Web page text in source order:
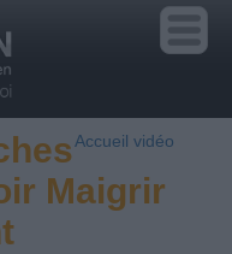
Accueil vidéo
Maigrir